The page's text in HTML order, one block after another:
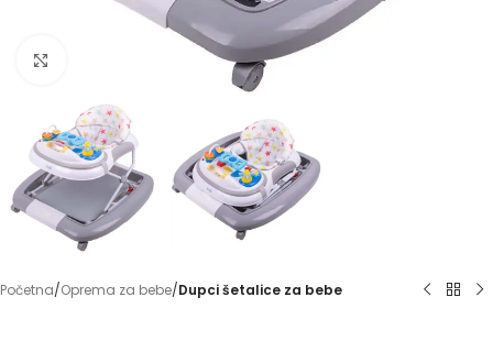
Početna Oprema za bebe Dupci šetalice za bebe